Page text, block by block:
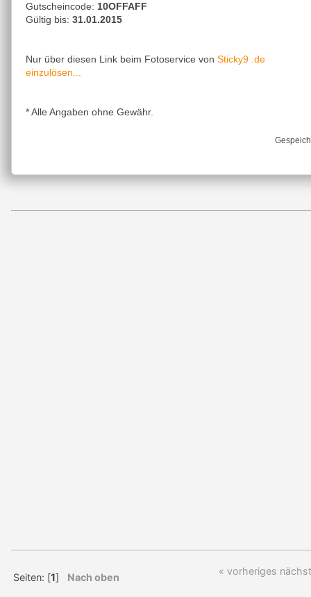
Gutscheincode: 10OFFAFF
Gültig bis: 31.01.2015
Nur über diesen Link beim Fotoservice von Sticky9 .de
einzulösen...
* Alle Angaben ohne Gewähr.
Seiten: [1] Nach oben
« vorheriges